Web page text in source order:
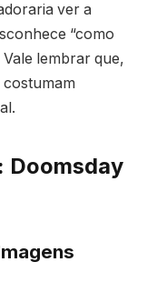
ver a
“como
lembrar que,
Doomsday